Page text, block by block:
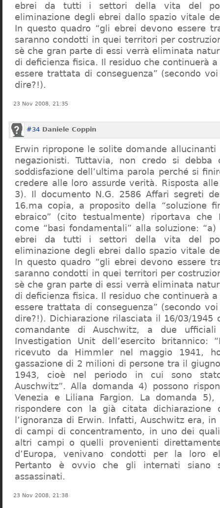
ebrei da tutti i settori della vita del
eliminazione degli ebrei dallo spazio vitale
In questo quadro “gli ebrei devono essere
saranno condotti in quei territori per
sè che gran parte di essi verrà eliminata
di deficienza fisica. Il residuo che continuerà
essere trattata di conseguenza” (secondo
dire?!).
23 Nov 2008, 21:35
#34 Daniele Coppin
Erwin ripropone le solite domande
negazionisti. Tuttavia, non credo si debba
soddisfazione dell’ultima parola perché si
credere alle loro assurde verità. Risposta
3). Il documento N.G. 2586 Affari segreti
16.ma copia, a proposito della “soluzione
ebraico” (cito testualmente) riportava che
come “basi fondamentali” alla soluzione:
ebrei da tutti i settori della vita del
eliminazione degli ebrei dallo spazio vitale
In questo quadro “gli ebrei devono essere
saranno condotti in quei territori per
sè che gran parte di essi verrà eliminata
di deficienza fisica. Il residuo che continuerà
essere trattata di conseguenza” (secondo
dire?!). Dichiarazione rilasciata il 16/03/1945
comandante di Auschwitz, a due
Investigation Unit dell’esercito britannico:
ricevuto da Himmler nel maggio 1941,
gassazione di 2 milioni di persone tra il
1943, cioè nel periodo in cui sono
Auschwitz”. Alla domanda 4) possono
Venezia e Liliana Fargion. La domanda
rispondere con la già citata dichiarazione
l’ignoranza di Erwin. Infatti, Auschwitz era,
di campi di concentramento, in uno dei
altri campi o quelli provenienti
d’Europa, venivano condotti per la loro
Pertanto è ovvio che gli internati siano
assassinati.
23 Nov 2008, 21:38